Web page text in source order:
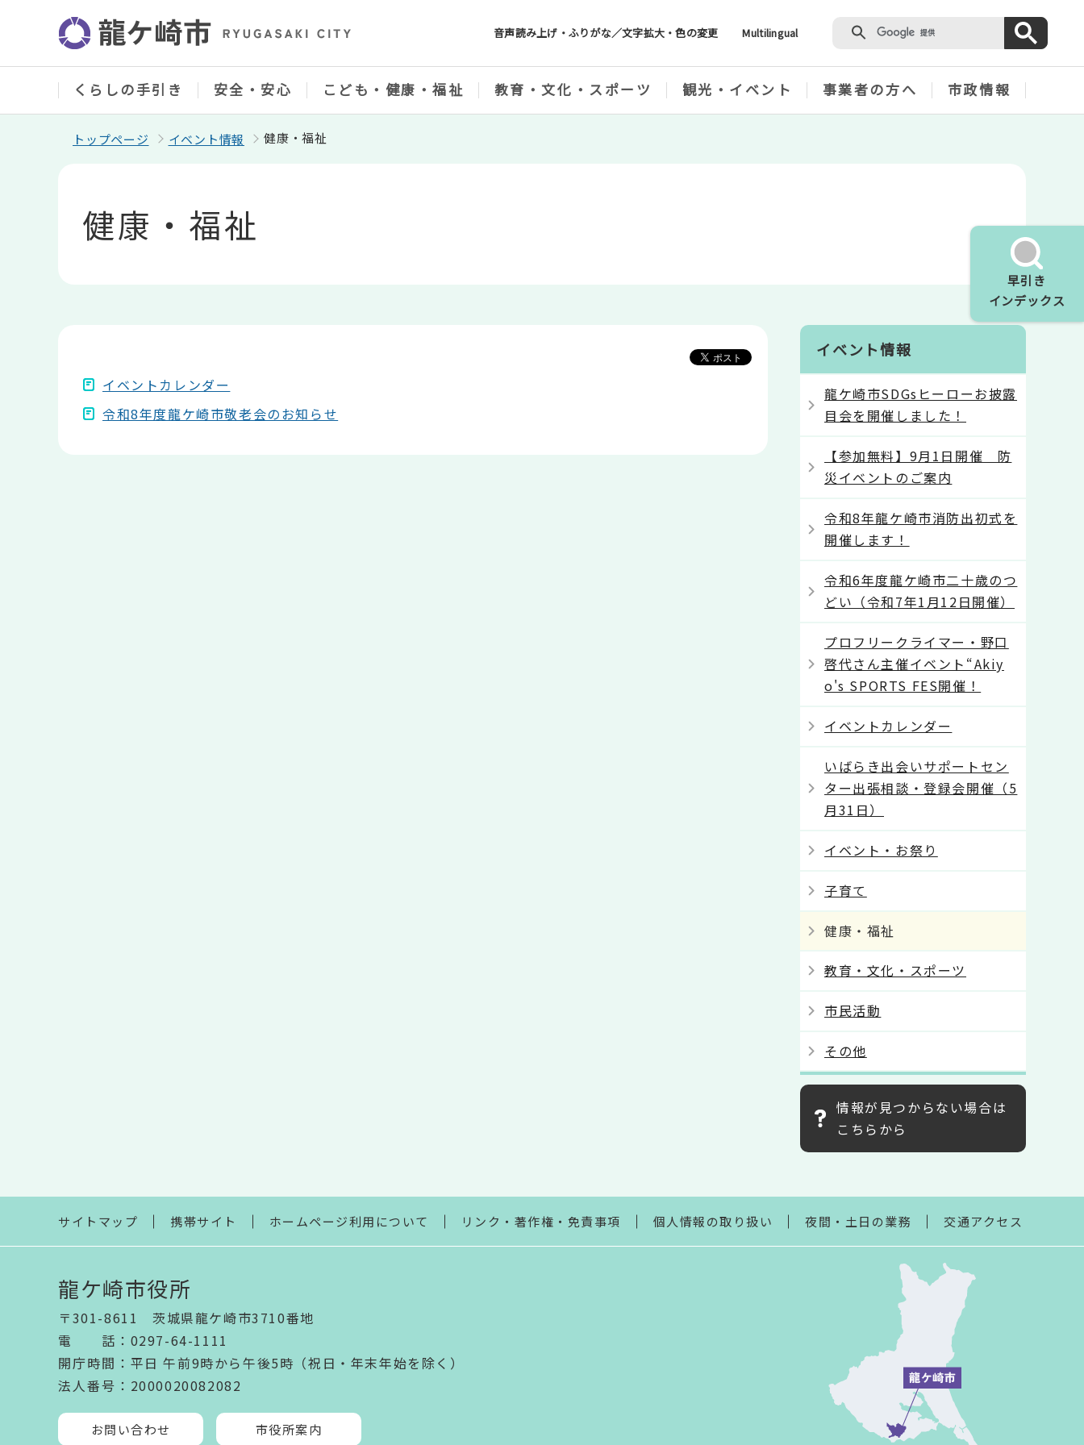
ジ
音声読み上げ・ふりがな／文字拡大・色の変更 Multilingual
早引き
インデックス
くらしの手引き 安全・安心 こども・健康・福祉 教育・文化・スポーツ 観光・イベント 事業者の方へ 市政情報
トップページ イベント情報 健康・福祉
健康・福祉
イベントカレンダー
令和8年度龍ケ崎市敬老会のお知らせ
イベント情報
龍ケ崎市SDGsヒーローお披露
目会を開催しました！
【参加無料】9月1日開催 防
災イベントのご案内
令和8年龍ケ崎市消防出初式を
開催します！
令和6年度龍ケ崎市二十歳のつ
どい（令和7年1月12日開催）
プロフリークライマー・野口
啓代さん主催イベント“Akiy
o's SPORTS FES開催！
イベントカレンダー
いばらき出会いサポートセン
ター出張相談・登録会開催（5
月31日）
イベント・お祭り
子育て
健康・福祉
教育・文化・スポーツ
市民活動
その他
情報が見つからない場合は
こちらから
サイトマップ 携帯サイト ホームページ利用について リンク・著作権・免責事項 個人情報の取り扱い 夜間・土日の業務 交通アクセス
龍ケ崎市役所
〒301-8611 茨城県龍ケ崎市3710番地
電話 ： 0297-64-1111
開庁時間 ： 平日 午前9時から午後5時（祝日・年末年始を除く）
法人番号 ：2000020082082
お問い合わせ 市役所案内